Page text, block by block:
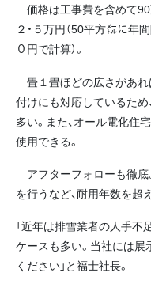
価格は工事費を含めて
２・５万円（50平方㍍に年
０円で計算）。
畳１畳ほどの広さがあれ
付けにも対応しているた
多い。また、オール電化
使用できる。
アフターフォローも徹底
を行うなど、耐用年数を超
「近年は排雪業者の人手不
ケースも多い。当社には
ください」と福士社長。